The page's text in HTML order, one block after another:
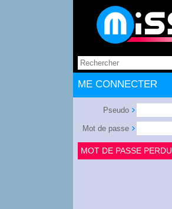
ME CONNECTER
Pseudo
Mot de passe
MOT DE PASSE PERDU